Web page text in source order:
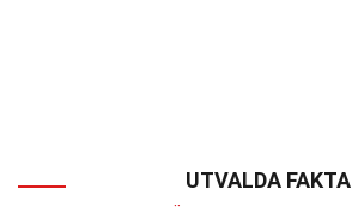
UTVALDA FAKTA